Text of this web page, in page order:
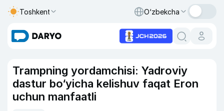
Toshkent O‘zbekcha
Trampning yordamchisi: Yadroviy
dastur bo‘yicha kelishuv faqat Eron
uchun manfaatli